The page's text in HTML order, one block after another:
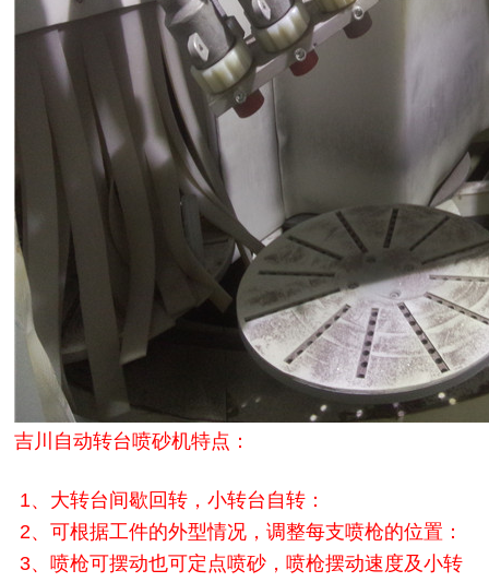
吉川自动转台喷砂机特点：
1、大转台间歇回转，小转台自转：
2、可根据工件的外型情况，调整每支喷枪的位置：
3、喷枪可摆动也可定点喷砂，喷枪摆动速度及小转